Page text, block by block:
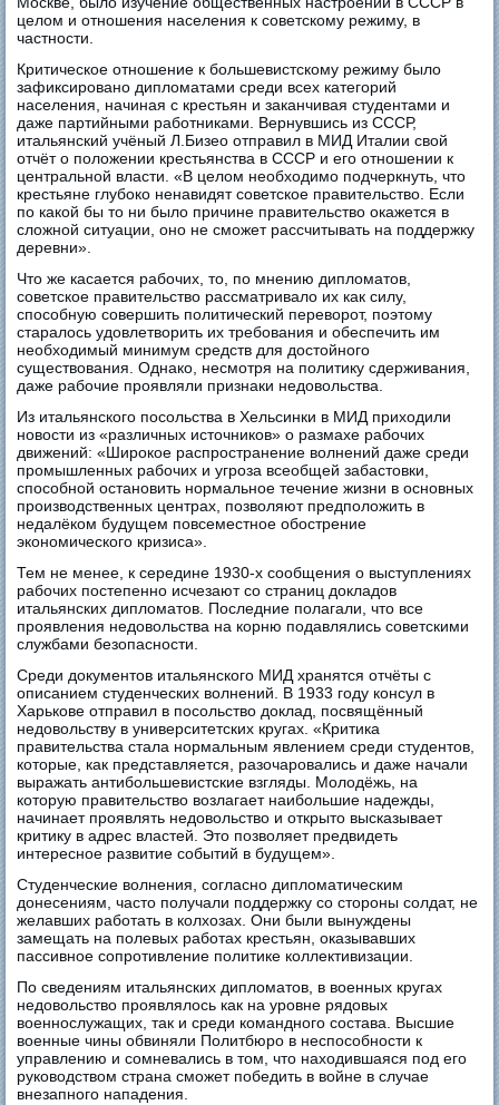
целом и отношения населения к советскому режиму, в
частности.
Критическое отношение к большевистскому режиму было
зафиксировано дипломатами среди всех категорий
населения, начиная с крестьян и заканчивая студентами и
даже партийными работниками. Вернувшись из СССР,
итальянский учёный Л.Бизео отправил в МИД Италии свой
отчёт о положении крестьянства в СССР и его отношении к
центральной власти. «В целом необходимо подчеркнуть, что
крестьяне глубоко ненавидят советское правительство. Если
по какой бы то ни было причине правительство окажется в
сложной ситуации, оно не сможет рассчитывать на поддержку
деревни».
Что же касается рабочих, то, по мнению дипломатов,
советское правительство рассматривало их как силу,
способную совершить политический переворот, поэтому
старалось удовлетворить их требования и обеспечить им
необходимый минимум средств для достойного
существования. Однако, несмотря на политику сдерживания,
даже рабочие проявляли признаки недовольства.
Из итальянского посольства в Хельсинки в МИД приходили
новости из «различных источников» о размахе рабочих
движений: «Широкое распространение волнений даже среди
промышленных рабочих и угроза всеобщей забастовки,
способной остановить нормальное течение жизни в основных
производственных центрах, позволяют предположить в
недалёком будущем повсеместное обострение
экономического кризиса».
Тем не менее, к середине 1930-х сообщения о выступлениях
рабочих постепенно исчезают со страниц докладов
итальянских дипломатов. Последние полагали, что все
проявления недовольства на корню подавлялись советскими
службами безопасности.
Среди документов итальянского МИД хранятся отчёты с
описанием студенческих волнений. В 1933 году консул в
Харькове отправил в посольство доклад, посвящённый
недовольству в университетских кругах. «Критика
правительства стала нормальным явлением среди студентов,
которые, как представляется, разочаровались и даже начали
выражать антибольшевистские взгляды. Молодёжь, на
которую правительство возлагает наибольшие надежды,
начинает проявлять недовольство и открыто высказывает
критику в адрес властей. Это позволяет предвидеть
интересное развитие событий в будущем».
Студенческие волнения, согласно дипломатическим
донесениям, часто получали поддержку со стороны солдат, не
желавших работать в колхозах. Они были вынуждены
замещать на полевых работах крестьян, оказывавших
пассивное сопротивление политике коллективизации.
По сведениям итальянских дипломатов, в военных кругах
недовольство проявлялось как на уровне рядовых
военнослужащих, так и среди командного состава. Высшие
военные чины обвиняли Политбюро в неспособности к
управлению и сомневались в том, что находившаяся под его
руководством страна сможет победить в войне в случае
внезапного нападения.